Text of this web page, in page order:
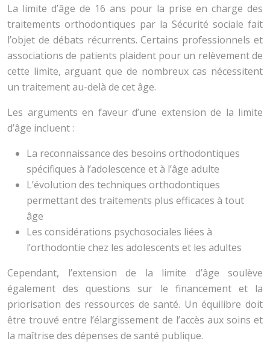
La limite d’âge de 16 ans pour la prise en charge des
traitements orthodontiques par la Sécurité sociale fait
l’objet de débats récurrents. Certains professionnels et
associations de patients plaident pour un relèvement de
cette limite, arguant que de nombreux cas nécessitent
un traitement au-delà de cet âge.
Les arguments en faveur d’une extension de la limite
d’âge incluent :
La reconnaissance des besoins orthodontiques
spécifiques à l’adolescence et à l’âge adulte
L’évolution des techniques orthodontiques
permettant des traitements plus efficaces à tout
âge
Les considérations psychosociales liées à
l’orthodontie chez les adolescents et les adultes
Cependant, l’extension de la limite d’âge soulève
également des questions sur le financement et la
priorisation des ressources de santé. Un équilibre doit
être trouvé entre l’élargissement de l’accès aux soins et
la maîtrise des dépenses de santé publique.